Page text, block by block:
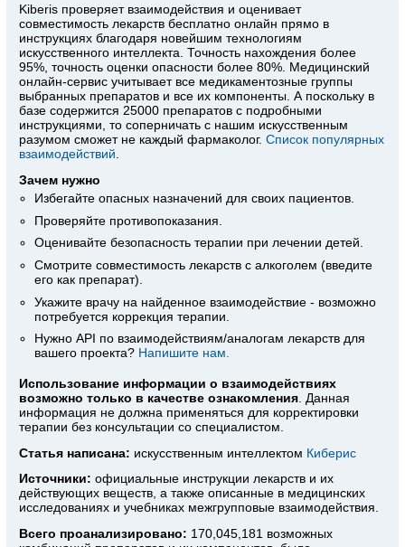
Kiberis проверяет взаимодействия и оценивает
совместимость лекарств бесплатно онлайн прямо в
инструкциях благодаря новейшим технологиям
искусственного интеллекта. Точность нахождения более
95%, точность оценки опасности более 80%. Медицинский
онлайн-сервис учитывает все медикаментозные группы
выбранных препаратов и все их компоненты. А поскольку в
базе содержится 25000 препаратов с подробными
инструкциями, то соперничать с нашим искусственным
разумом сможет не каждый фармаколог.Список популярных
взаимодействий
Зачем нужно
Избегайте опасных назначений для своих пациентов.
Проверяйте противопоказания.
Оценивайте безопасность терапии при лечении детей.
Смотрите совместимость лекарств с алкоголем (введите
его как препарат).
Укажите врачу на найденное взаимодействие - возможно
потребуется коррекция терапии.
Нужно API по взаимодействиям/аналогам лекарств для
вашего проекта? Напишите нам.
Использование информации о взаимодействиях
возможно только в качестве ознакомления . Данная
информация не должна применяться для корректировки
терапии без консультации со специалистом.
Статья написана: искусственным интеллектом Киберис
Источники: официальные инструкции лекарств и их
действующих веществ, а также описанные в медицинских
исследованиях и учебниках межгрупповые взаимодействия.
Всего проанализировано: 170,045,181 возможных